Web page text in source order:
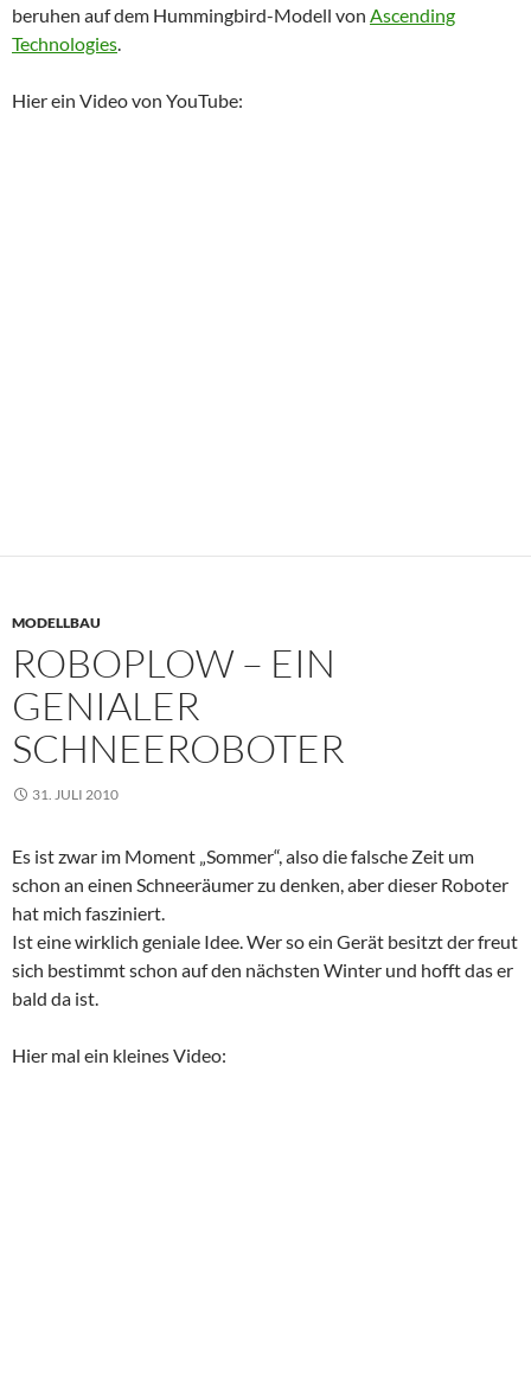
beruhen auf dem Hummingbird-Modell von Ascending
Technologies.
Hier ein Video von YouTube:
MODELLBAU
ROBOPLOW – EIN
GENIALER
SCHNEEROBOTER
31. JULI 2010
Es ist zwar im Moment „Sommer“, also die falsche Zeit um
schon an einen Schneeräumer zu denken, aber dieser Roboter
hat mich fasziniert.
Ist eine wirklich geniale Idee. Wer so ein Gerät besitzt der freut
sich bestimmt schon auf den nächsten Winter und hofft das er
bald da ist.
Hier mal ein kleines Video: